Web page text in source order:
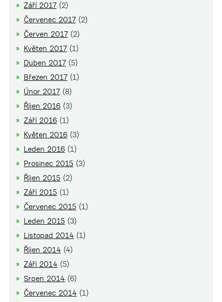
Září 2017(2)
Červenec 2017(2)
Červen 2017(2)
Květen 2017(1)
Duben 2017(5)
Březen 2017(1)
Únor 2017(8)
Říjen 2016(3)
Září 2016(1)
Květen 2016(3)
Leden 2016(1)
Prosinec 2015(3)
Říjen 2015(2)
Září 2015(1)
Červenec 2015(1)
Leden 2015(3)
Listopad 2014(1)
Říjen 2014(4)
Září 2014(5)
Srpen 2014(6)
Červenec 2014(1)